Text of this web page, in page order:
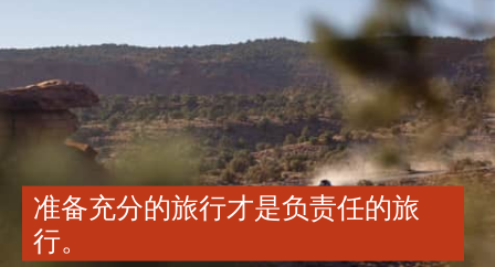
准备充分的旅行才是负责任的旅
行。